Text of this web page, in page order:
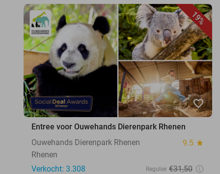
19%
favorite_border
Entree voor Ouwehands Dierenpark Rhenen
Ouwehands Dierenpark Rhenen
9.5 star
Rhenen
Verkocht: 3.308
Regulier €31,50